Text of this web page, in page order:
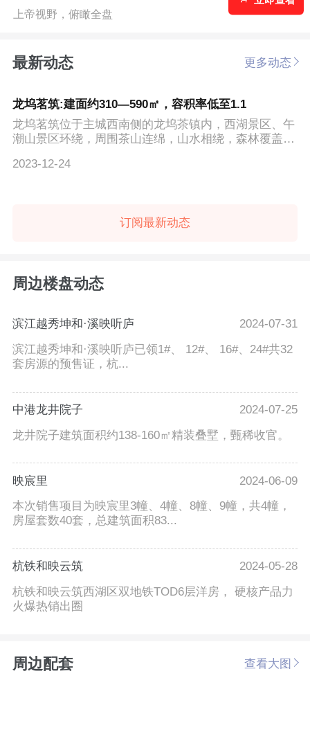
上帝视野，俯瞰全盘
最新动态 更多动态
龙坞茗筑:建面约310—590㎡，容积率低至1.1
龙坞茗筑位于主城西南侧的龙坞茶镇内，西湖景区、午
潮山景区环绕，周围茶山连绵，山水相绕，森林覆盖率
2023-12-24
订阅最新动态
周边楼盘动态
滨江越秀坤和·溪映听庐
2024-07-31
滨江越秀坤和·溪映听庐已领1#、 12#、 16#、24#共32
套房源的预售证，杭...
中港龙井院子
2024-07-25
龙井院子建筑面积约138-160㎡精装叠墅，甄稀收官。
映宸里
2024-06-09
本次销售项目为映宸里3幢、4幢、8幢、9幢，共4幢，
房屋套数40套，总建筑面积83...
杭铁和映云筑
2024-05-28
杭铁和映云筑西湖区双地铁TOD6层洋房， 硬核产品力
火爆热销出圈
周边配套 查看大图